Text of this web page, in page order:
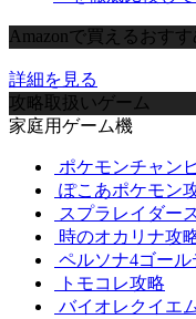
Amazonで買えるおす
詳細を見る
攻略取扱いゲーム
家庭用ゲーム機
ポケモンチャン
ぽこあポケモン
スプラレイダー
時のオカリナ攻
ペルソナ4ゴール
トモコレ攻略
バイオレクイエ